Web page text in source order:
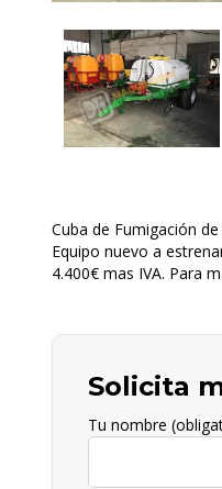
Cuba de Fumigación de
Equipo nuevo a
4.400€ mas IVA. Para
Solicita
Tu nombre